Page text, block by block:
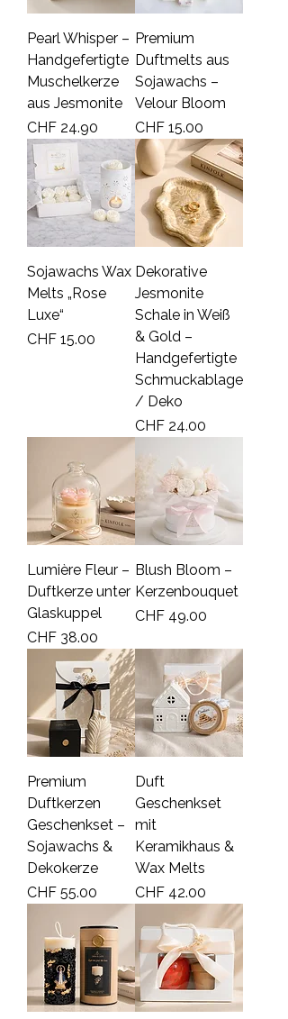
Pearl Whisper –
Handgefertigte
Muschelkerze
aus Jesmonite
Price
CHF 24.90
Premium
Duftmelts aus
Sojawachs –
Velour Bloom
Price
CHF 15.00
Sojawachs Wax
Melts „Rose
Luxe“
Price
CHF 15.00
Dekorative
Jesmonite
Schale in Weiß
& Gold –
Handgefertigte
Schmuckablage
/ Deko
Price
CHF 24.00
Lumière Fleur –
Duftkerze unter
Glaskuppel
Price
CHF 38.00
Blush Bloom –
Kerzenbouquet
Price
CHF 49.00
Premium
Duftkerzen
Geschenkset –
Sojawachs &
Dekokerze
Price
CHF 55.00
Duft
Geschenkset
mit
Keramikhaus &
Wax Melts
Price
CHF 42.00